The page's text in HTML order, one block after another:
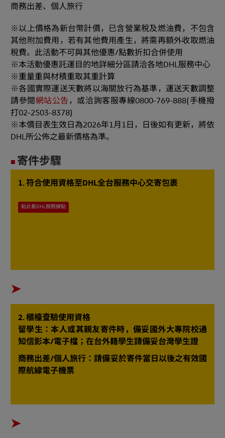
商務出差、個人旅行
※以上價格為新台幣計價，已含營業稅及燃油費，不包含
其他附加費用，若有其他費用產生，將需再額外收取燃油
稅費。此活動不可與其他優惠/點數折扣合併使用
※本活動優惠託運目的地詳細分區請洽各地DHL服務中心
※重量重與材積重取其重計算
※各國實際運送天數將以海關放行為基準，運送天數調整
請參閱網站公告 ，或洽詢客服專線0800-769-888(手機撥
打02-2503-8378)
※本價目表生效日為2026年1月1日，日後如有更新，將依
DHL所公佈之最新價格為準。
■ 寄件步驟
1. 符合使用資格至DHL全台服務中心交寄包裹
點此看DHL服務據點
➤​
​2. 櫃檯查驗使用資格
留學生：本人或其親友寄件時，備妥國外大專院校通
知信影本/電子檔；在台外籍學生請備妥台灣學生證
​商務出差/個人旅行：請備妥於寄件當日以後之有效國
際航線電子機票
➤​